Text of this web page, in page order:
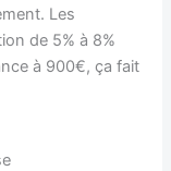
Les
de 5% à 8%
à 900€, ça fait